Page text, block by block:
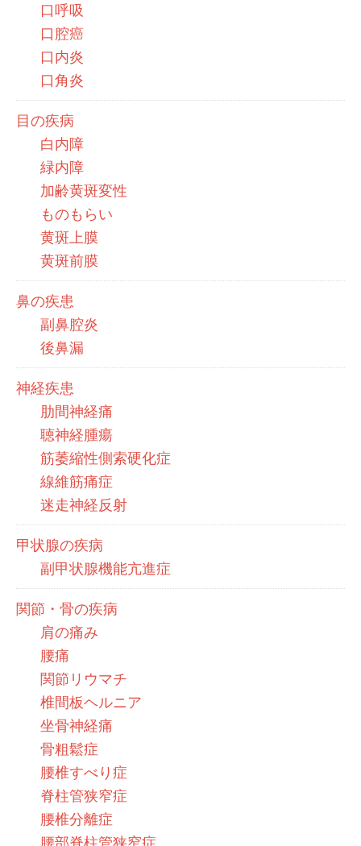
口呼吸
口腔癌
口内炎
口角炎
目の疾病
白内障
緑内障
加齢黄斑変性
ものもらい
黄斑上膜
黄斑前膜
鼻の疾患
副鼻腔炎
後鼻漏
神経疾患
肋間神経痛
聴神経腫瘍
筋萎縮性側索硬化症
線維筋痛症
迷走神経反射
甲状腺の疾病
副甲状腺機能亢進症
関節・骨の疾病
肩の痛み
腰痛
関節リウマチ
椎間板ヘルニア
坐骨神経痛
骨粗鬆症
腰椎すべり症
脊柱管狭窄症
腰椎分離症
腰部脊柱管狭窄症